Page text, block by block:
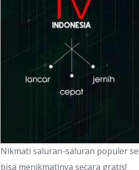
Nikmati saluran-saluran populer
bisa menikmatinya secara gratis!